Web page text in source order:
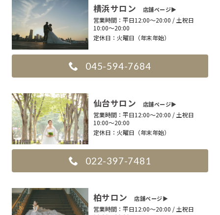
横浜サロン 店舗ページ▶︎
営業時間： 平日12:00〜20:00 / 土祝日
10:00〜20:00
定休日： 火曜日（年末年始）
045-594-7684
仙台サロン 店舗ページ▶︎
営業時間： 平日12:00〜20:00 / 土祝日
10:00〜20:00
定休日： 火曜日（年末年始）
022-397-7481
柏サロン店舗ページ▶︎
営業時間： 平日12:00〜20:00 / 土祝日